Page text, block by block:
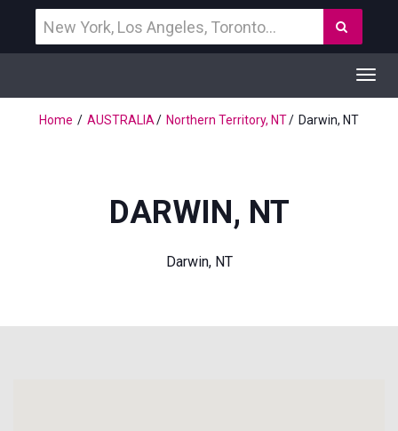
een
bestemming
Home
AUSTRALIA Northern Territory, NT Darwin, NT
DARWIN, NT
Darwin, NT